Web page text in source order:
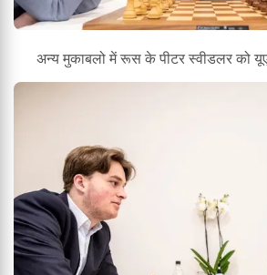
अन्य मुकाबलो में रूस के पीटर स्वीडलर को